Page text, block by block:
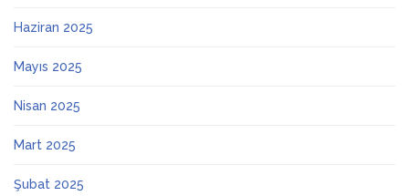
Haziran 2025
Mayıs 2025
Nisan 2025
Mart 2025
Şubat 2025